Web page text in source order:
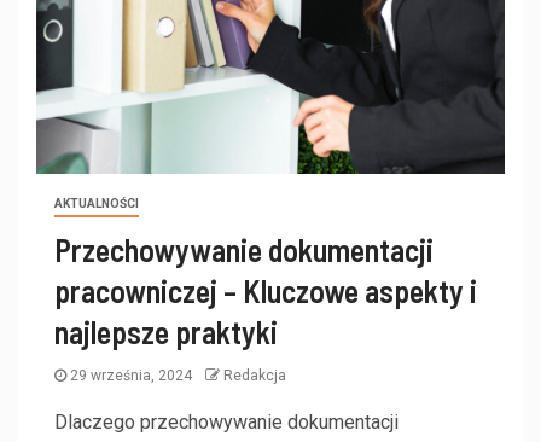
AKTUALNOŚCI
Przechowywanie dokumentacji
pracowniczej – Kluczowe aspekty i
najlepsze praktyki
29 września, 2024 Redakcja
Dlaczego przechowywanie dokumentacji